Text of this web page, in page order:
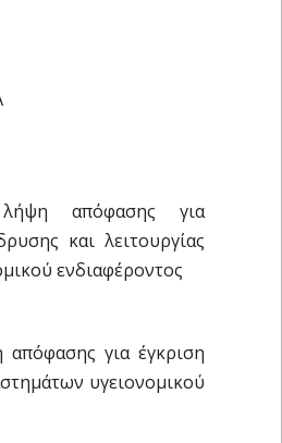
απόφασης για
και λειτουργίας
ενδιαφέροντος
για έγκριση
υγειονομικού